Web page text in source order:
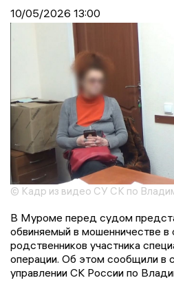
10/05/2026 13:00
© Кадр из видео СУ СК по
В Муроме перед судом
обвиняемый в мошенничестве в
родственников участника
операции. Об этом сообщили в
управлении СК России по